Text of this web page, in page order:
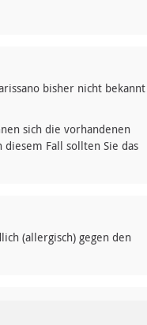
bisher nicht bekannt
sich die vorhandenen
Fall sollten Sie das
(allergisch) gegen den